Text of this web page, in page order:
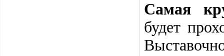
Самая
будет